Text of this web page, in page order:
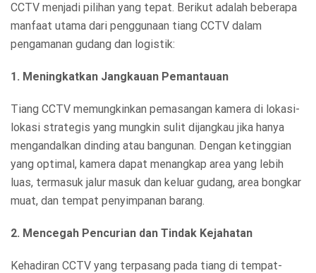
CCTV menjadi pilihan yang tepat. Berikut adalah beberapa
manfaat utama dari penggunaan tiang CCTV dalam
pengamanan gudang dan logistik:
1. Meningkatkan Jangkauan Pemantauan
Tiang CCTV memungkinkan pemasangan kamera di lokasi-
lokasi strategis yang mungkin sulit dijangkau jika hanya
mengandalkan dinding atau bangunan. Dengan ketinggian
yang optimal, kamera dapat menangkap area yang lebih
luas, termasuk jalur masuk dan keluar gudang, area bongkar
muat, dan tempat penyimpanan barang.
2. Mencegah Pencurian dan Tindak Kejahatan
Kehadiran CCTV yang terpasang pada tiang di tempat-